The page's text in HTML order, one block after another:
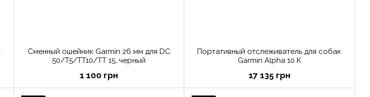
Сменный ошейник Garmin 26 мм для DC
50/T5/TT10/TT 15, черный
1 100 грн
Портативный отслеживатель для собак
Garmin Alpha 10 K
17 135 грн